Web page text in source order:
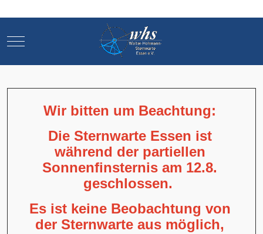
Mobile Menu Toggle
Wir bitten um Beachtung:
Die Sternwarte Essen ist
während der partiellen
Sonnenfinsternis am 12.8.
geschlossen.
Es ist keine Beobachtung von
der Sternwarte aus möglich,